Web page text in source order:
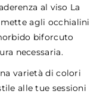
al viso La
agli occhialini
biforcuto
necessaria.
varietà di colori
alle tue sessioni